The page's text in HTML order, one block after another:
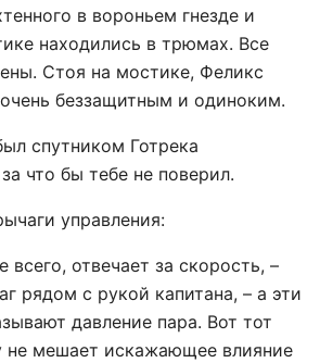
в вороньем гнезде и
находились в трюмах. Все
Стоя на мостике, Феликс
беззащитным и одиноким.
спутником Готрека
что бы тебе не поверил.
управления:
всего, отвечает за скорость, –
рядом с рукой капитана, – а эти
давление пара. Вот тот
не мешает искажающее влияние